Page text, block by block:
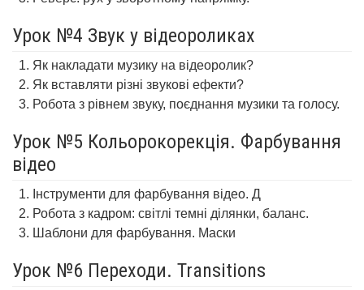
Урок №4 Звук у відеороликах
Як накладати музику на відеоролик?
Як вставляти різні звукові ефекти?
Робота з рівнем звуку, поєднання музики та голосу.
Урок №5 Кольорокорекція. Фарбування
відео
Інструменти для фарбування відео. Д
Робота з кадром: світлі темні ділянки, баланс.
Шаблони для фарбування. Маски
Урок №6 Переходи. Transitions